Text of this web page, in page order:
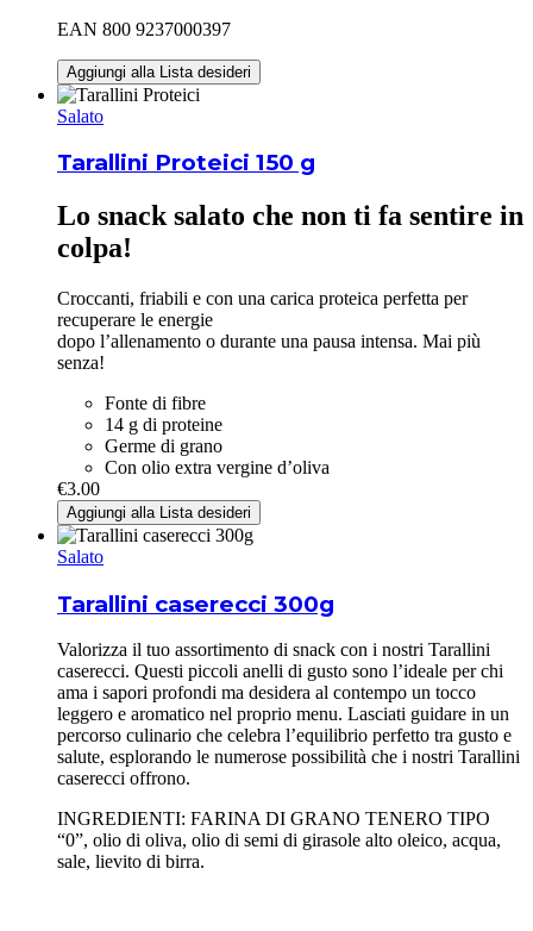
EAN 800 9237000397
Aggiungi alla Lista desideri
Salato
Tarallini Proteici 150 g
Lo snack salato che non ti fa sentire in
colpa!
Croccanti, friabili e con una carica proteica perfetta per
recuperare le energie
dopo l’allenamento o durante una pausa intensa. Mai più
senza!
Fonte di fibre
14 g di proteine
Germe di grano
Con olio extra vergine d’oliva
€3.00
Aggiungi alla Lista desideri
Salato
Tarallini caserecci 300g
Valorizza il tuo assortimento di snack con i nostri Tarallini
caserecci. Questi piccoli anelli di gusto sono l’ideale per chi
ama i sapori profondi ma desidera al contempo un tocco
leggero e aromatico nel proprio menu. Lasciati guidare in un
percorso culinario che celebra l’equilibrio perfetto tra gusto e
salute, esplorando le numerose possibilità che i nostri Tarallini
caserecci offrono.
INGREDIENTI: FARINA DI GRANO TENERO TIPO
“0”, olio di oliva, olio di semi di girasole alto oleico, acqua,
sale, lievito di birra.